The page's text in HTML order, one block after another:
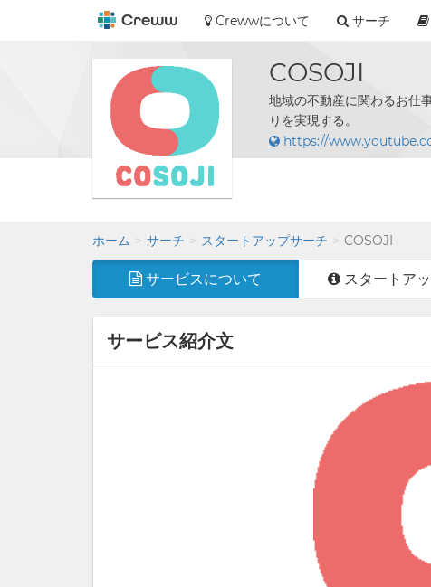
Crewwについて サーチ
COSOJI
地域の不動産に関わるお仕
りを実現する。
https://
ホーム サーチ スタートアップサーチ COSOJI
サービスについて スタートア
サービス紹介文